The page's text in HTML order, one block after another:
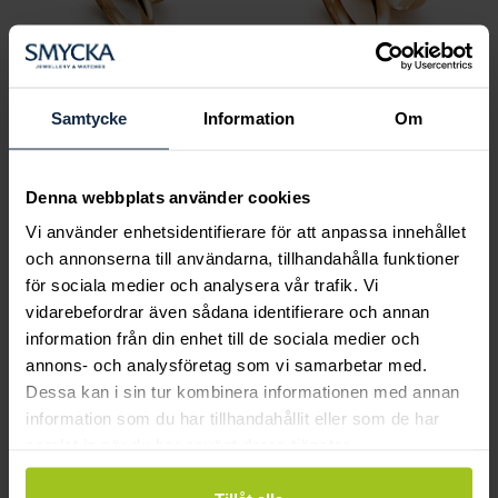
Samtycke Information Om
Denna webbplats använder cookies
Vi använder enhetsidentifierare för att anpassa innehållet
och annonserna till användarna, tillhandahålla funktioner
för sociala medier och analysera vår trafik. Vi
vidarebefordrar även sådana identifierare och annan
information från din enhet till de sociala medier och
annons- och analysföretag som vi samarbetar med.
Dessa kan i sin tur kombinera informationen med annan
information som du har tillhandahållit eller som de har
Classic
Andra köpte också